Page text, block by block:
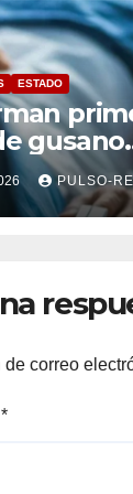
ESTADO
gusano
en
enPULSO-
de correo
*